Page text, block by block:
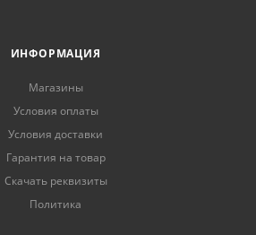
ИНФОРМАЦИЯ
Магазины
Условия оплаты
Условия доставки
Гарантия на товар
Скачать реквизиты
Политика